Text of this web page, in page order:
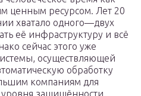
ценным ресурсом. Лет 20
хватало одного—двух
её инфраструктуру и всё
сейчас этого уже
осуществляющей
обработку
компаниям для
защищённости